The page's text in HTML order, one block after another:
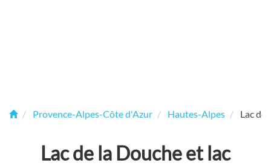
Provence-Alpes-Côte d'Azur Hautes-Alpes Lac de
Lac de la Douche et lac